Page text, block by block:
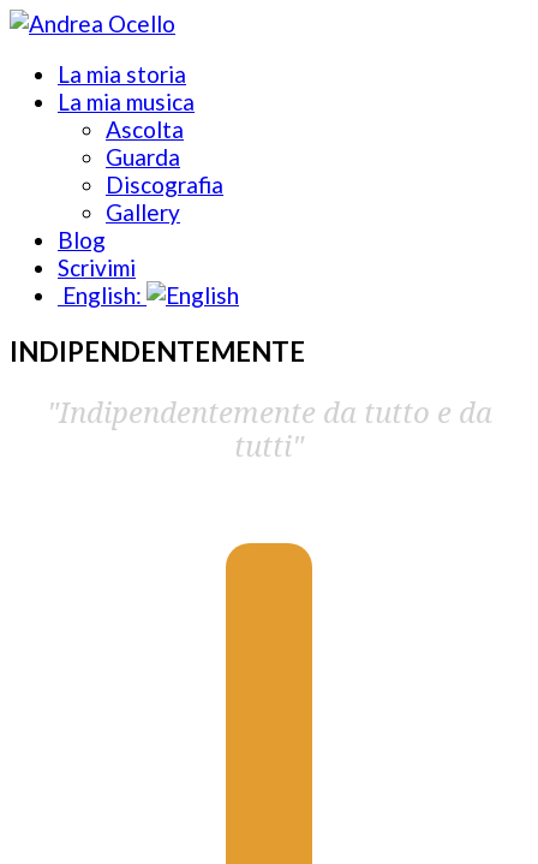
La mia storia
La mia musica
Ascolta
Guarda
Discografia
Gallery
Blog
Scrivimi
English:
INDIPENDENTEMENTE
"Indipendentemente da tutto e da
tutti"